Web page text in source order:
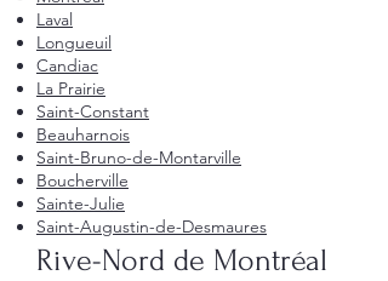
Laval
Longueuil
Candiac
La Prairie
Saint-Constant
Beauharnois
Saint-Bruno-de-Montarville
Boucherville
Sainte-Julie
Saint-Augustin-de-Desmaures
Rive-Nord de Montréal